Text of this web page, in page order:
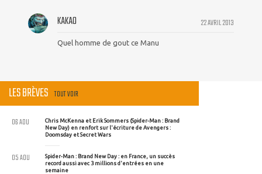
22 AVRIL 2013
KAKAO
Quel homme de gout ce Manu
LES BRÈVES TOUT VOIR
Chris McKenna et Erik Sommers (Spider-Man : Brand
New Day) en renfort sur l'écriture de Avengers :
Doomsday et Secret Wars
06 AOU
Spider-Man : Brand New Day : en France, un succès
record aussi avec 3 millions d'entrées en une
semaine
05 AOU